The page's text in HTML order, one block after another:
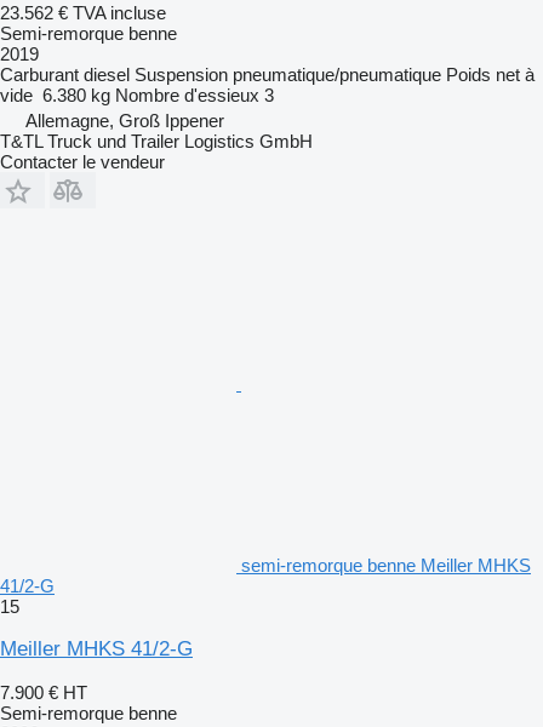
23.562 € TVA incluse
Semi-remorque benne
2019
Carburant diesel Suspension pneumatique/pneumatique Poids net à
vide 6.380 kg Nombre d'essieux 3
Allemagne, Groß Ippener
T&TL Truck und Trailer Logistics GmbH
Contacter le vendeur
semi-remorque benne Meiller MHKS
41/2-G
15
Meiller MHKS 41/2-G
7.900 € HT
Semi-remorque benne